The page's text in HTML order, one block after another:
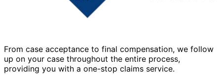
From case acceptance to final compensation, we follow
up on your case throughout the entire process,
providing you with a one-stop claims service.